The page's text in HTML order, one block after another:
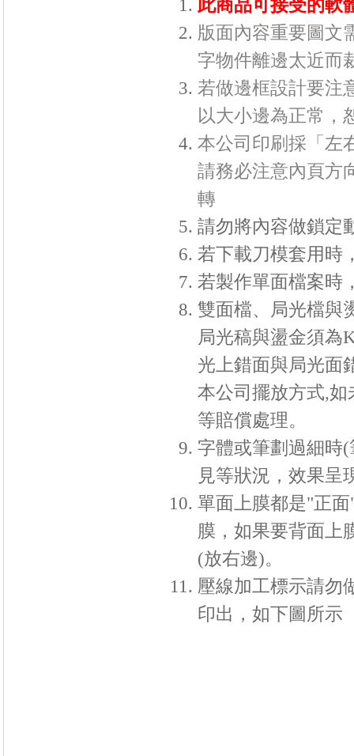
此商品可接受的軟
版面內容重要圖文
字物件離邊太近而
若做邊框設計要注
以大小邊為正常，
本公司印刷採「左
請務必注意內頁方
轉
請勿將內容做鎖定
若下載刀模套用時
若製作單面檔案時
雙面檔、局光檔與
局光稿與盪金須為
光上錯面與局光面
本公司擺放方式,
等賠償處理。
字體或筆劃過細時
見等狀況，效果呈
單面上膜都是"正
膜，如果要背面上
(放右邊)。
壓線加工標示請勿
印出，如下圖所示